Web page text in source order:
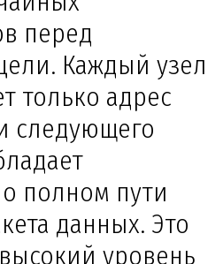
перед
Каждый узел
только адрес
следующего
полном пути
данных. Это
уровень